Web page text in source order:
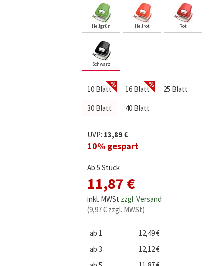
Hellgrün Hellrot Rot
Schwarz
10 Blatt 16 Blatt
25 Blatt
30 Blatt
40 Blatt
UVP:13,89 €
10% gespart
Ab 5 Stück
11,87 €
inkl. MWSt zzgl. Versand
(9,97 € zzgl. MWSt)
ab 1
12,49 €
ab 3
12,12 €